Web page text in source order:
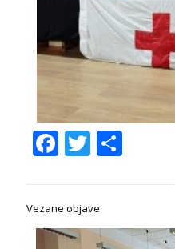
Facebook
Twitter
Share
Vezane objave